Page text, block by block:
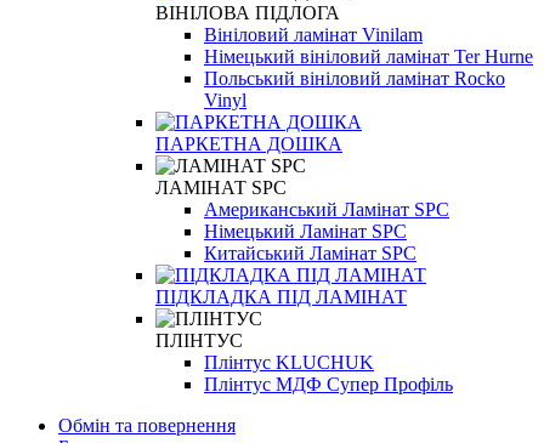
ВІНІЛОВА ПІДЛОГА
Вініловий ламінат Vinilam
Німецький вініловий ламінат Ter Hurne
Польський вініловий ламінат Rocko
Vinyl
ПАРКЕТНА ДОШКА
ЛАМІНАТ SPC
Американський Ламінат SPC
Німецький Ламінат SPC
Китайський Ламінат SPC
ПІДКЛАДКА ПІД ЛАМІНАТ
ПЛІНТУС
Плінтус KLUCHUK
Плінтус МДФ Супер Профіль
Обмін та повернення